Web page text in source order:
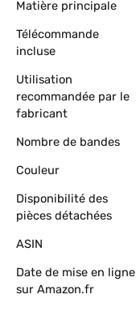
Matière principale
Télécommande
incluse
Utilisation
recommandée par le
fabricant
Nombre de bandes
Couleur
Disponibilité des
pièces détachées
ASIN
Date de mise en ligne
sur Amazon.fr